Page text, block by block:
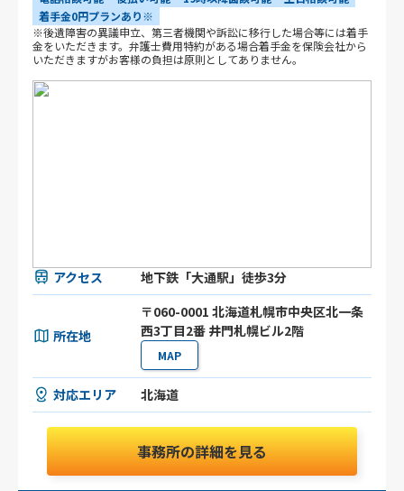
着手金0円プランあり※
※後遺障害の異議申立、第三者機関や訴訟に移行した場合等には着手
金をいただきます。弁護士費用特約がある場合着手金を保険会社から
いただきますがお客様の負担は原則としてありません。
アクセス 地下鉄「大通駅」徒歩3分
所在地
〒060-0001 北海道札幌市中央区北一条
西3丁目2番 井門札幌ビル2階
MAP
対応エリア 北海道
事務所の詳細を見る